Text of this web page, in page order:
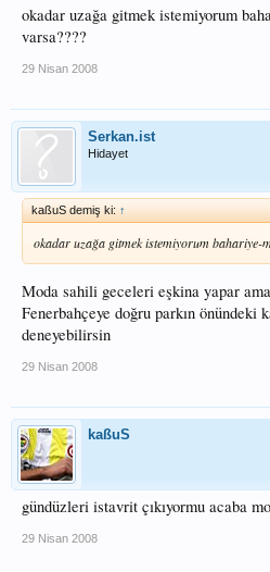
okadar uzağa gitmek istemiyorum
varsa????
29 Nisan 2008
Serkan.ist
Hidayet
kaßuS demiş ki: ↑
okadar uzağa gitmek istemiyorum bahariye-
Moda sahili geceleri eşkina yapar
Fenerbahçeye doğru parkın önündeki
deneyebilirsin
29 Nisan 2008
kaßuS
gündüzleri istavrit çıkıyormu acaba
29 Nisan 2008